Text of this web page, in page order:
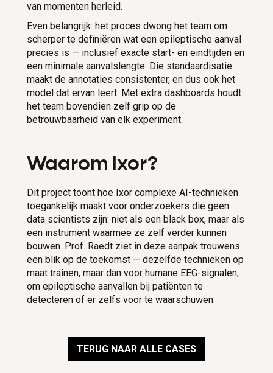
van momenten herleid.
Even belangrijk: het proces dwong het team om
scherper te definiëren wat een epileptische aanval
precies is — inclusief exacte start- en eindtijden en
een minimale aanvalslengte. Die standaardisatie
maakt de annotaties consistenter, en dus ook het
model dat ervan leert. Met extra dashboards houdt
het team bovendien zelf grip op de
betrouwbaarheid van elk experiment.
Waarom Ixor?
Dit project toont hoe Ixor complexe AI-technieken
toegankelijk maakt voor onderzoekers die geen
data scientists zijn: niet als een black box, maar als
een instrument waarmee ze zelf verder kunnen
bouwen. Prof. Raedt ziet in deze aanpak trouwens
een blik op de toekomst — dezelfde technieken op
maat trainen, maar dan voor humane EEG-signalen,
om epileptische aanvallen bij patiënten te
detecteren of er zelfs voor te waarschuwen.
TERUG NAAR ALLE CASES